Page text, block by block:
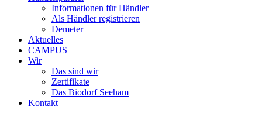
Informationen für Händler
Als Händler registrieren
Demeter
Aktuelles
CAMPUS
Wir
Das sind wir
Zertifikate
Das Biodorf Seeham
Kontakt